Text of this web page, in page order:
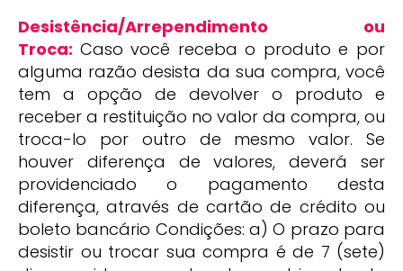
Desistência/Arrependimento ou
Troca: Caso você receba o produto e por
alguma razão desista da sua compra, você
tem a opção de devolver o produto e
receber a restituição no valor da compra, ou
troca-lo por outro de mesmo valor. Se
houver diferença de valores, deverá ser
providenciado o pagamento desta
diferença, através de cartão de crédito ou
boleto bancário Condições: a) O prazo para
desistir ou trocar sua compra é de 7 (sete)